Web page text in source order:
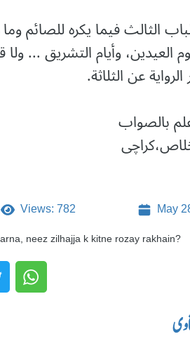
ﻓﻴﻤﺎ ﻳﻜﺮﻩ ﻟﻠﺼﺎﺋﻢ ﻭﻣﺎ ﻻ ﻳﻜﺮﻩ،201/
العيدين، وأيام التشريق ...
عن الثلاثة.
بالصواب
Views: 782 May
neez zilhajja k kitne rozay rakhain?